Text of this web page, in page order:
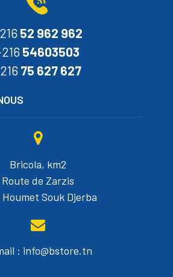
52 962 962
54603503
75 627 627
Bricola, km2
Route de Zarzis
Houmet Souk Djerba
: info@bstore.tn